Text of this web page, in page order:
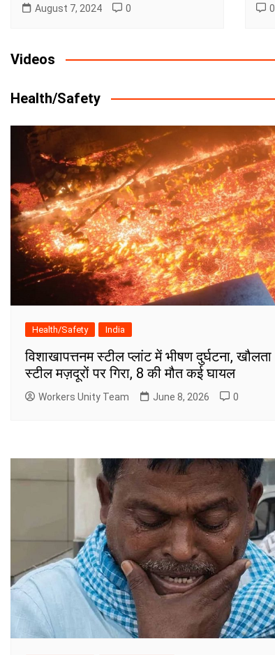
August 7, 2024
0
0
Videos
Health/Safety
Health/Safety India
विशाखापत्तनम स्टील प्लांट में भीषण दुर्घटना, खौलता
स्टील मज़दूरों पर गिरा, 8 की मौत कई घायल
Workers Unity Team June 8, 2026 0